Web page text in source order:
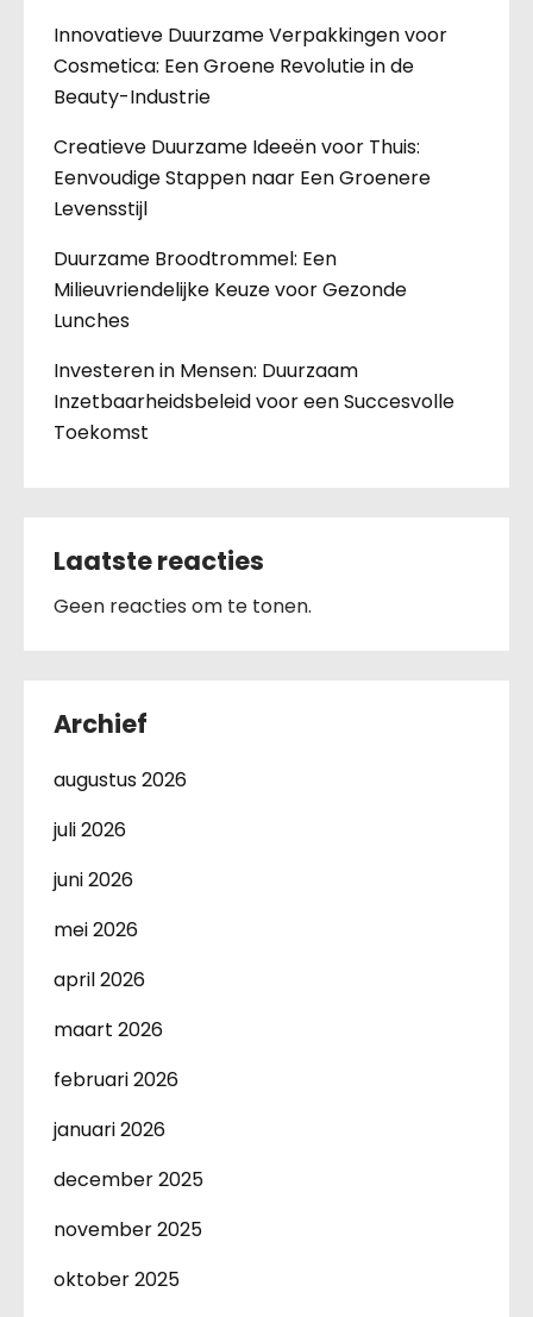
Innovatieve Duurzame Verpakkingen voor
Cosmetica: Een Groene Revolutie in de
Beauty-Industrie
Creatieve Duurzame Ideeën voor Thuis:
Eenvoudige Stappen naar Een Groenere
Levensstijl
Duurzame Broodtrommel: Een
Milieuvriendelijke Keuze voor Gezonde
Lunches
Investeren in Mensen: Duurzaam
Inzetbaarheidsbeleid voor een Succesvolle
Toekomst
Laatste reacties
Geen reacties om te tonen.
Archief
augustus 2026
juli 2026
juni 2026
mei 2026
april 2026
maart 2026
februari 2026
januari 2026
december 2025
november 2025
oktober 2025